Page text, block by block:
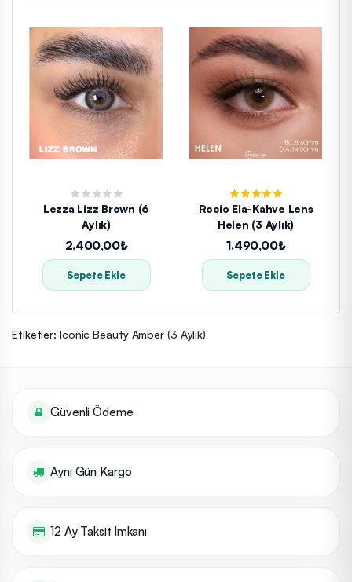
Lezza Lizz Brown (6
Aylık)
2.400,00₺
Sepete Ekle
Rocio Ela-Kahve Lens
Helen (3 Aylık)
1.490,00₺
Sepete Ekle
Etiketler: Iconic Beauty Amber (3 Aylık)
Güvenli Ödeme
Aynı Gün Kargo
12 Ay Taksit İmkanı